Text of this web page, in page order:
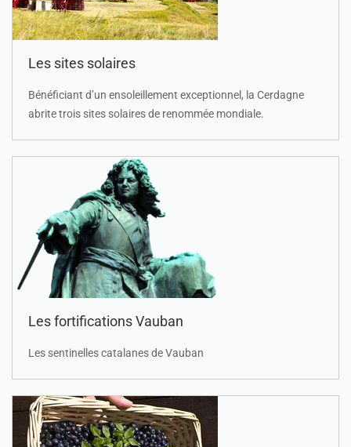
Les sites solaires
Bénéficiant d’un ensoleillement exceptionnel, la Cerdagne
abrite trois sites solaires de renommée mondiale.
Les fortifications Vauban
Les sentinelles catalanes de Vauban